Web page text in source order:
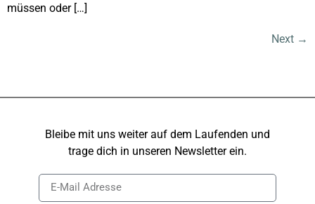
müssen oder […]
Next →
Bleibe mit uns weiter auf dem Laufenden und
trage dich in unseren Newsletter ein.